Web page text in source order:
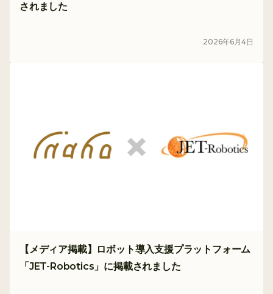
されました
2026年6月4日
【メディア掲載】ロボット導入支援プラットフォーム
「JET-Robotics」に掲載されました